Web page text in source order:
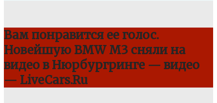
Вам понравится ее голос.
Новейшую BMW M3 сняли на
видео в Нюрбургринге — видео
— LiveCars.Ru